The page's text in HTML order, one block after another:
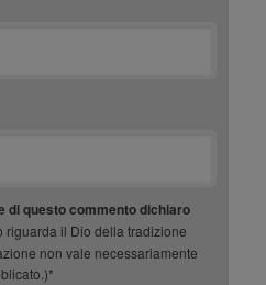
di questo commento dichiaro
riguarda il Dio della tradizione
non vale necessariamente